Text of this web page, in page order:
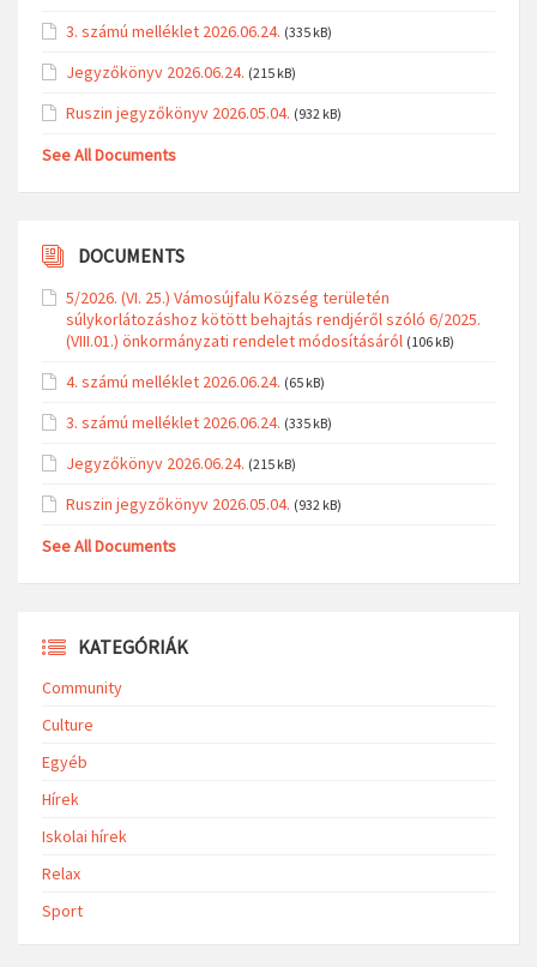
3. számú melléklet 2026.06.24. (335 kB)
Jegyzőkönyv 2026.06.24. (215 kB)
Ruszin jegyzőkönyv 2026.05.04. (932 kB)
See All Documents
DOCUMENTS
5/2026. (VI. 25.) Vámosújfalu Község területén
súlykorlátozáshoz kötött behajtás rendjéről szóló 6/2025.
(VIII.01.) önkormányzati rendelet módosításáról (106 kB)
4. számú melléklet 2026.06.24. (65 kB)
3. számú melléklet 2026.06.24. (335 kB)
Jegyzőkönyv 2026.06.24. (215 kB)
Ruszin jegyzőkönyv 2026.05.04. (932 kB)
See All Documents
KATEGÓRIÁK
Community
Culture
Egyéb
Hírek
Iskolai hírek
Relax
Sport